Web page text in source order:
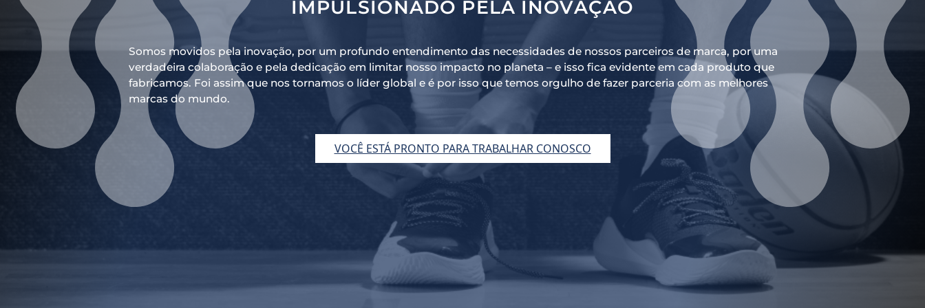
IMPULSIONADO PELA INOVAÇÃO
Somos movidos pela inovação, por um profundo entendimento das necessidades de nossos parceiros de marca, por uma
verdadeira colaboração e pela dedicação em limitar nosso impacto no planeta – e isso fica evidente em cada produto que
fabricamos. Foi assim que nos tornamos o líder global e é por isso que temos orgulho de fazer parceria com as melhores
marcas do mundo.
VOCÊ ESTÁ PRONTO PARA TRABALHAR CONOSCO